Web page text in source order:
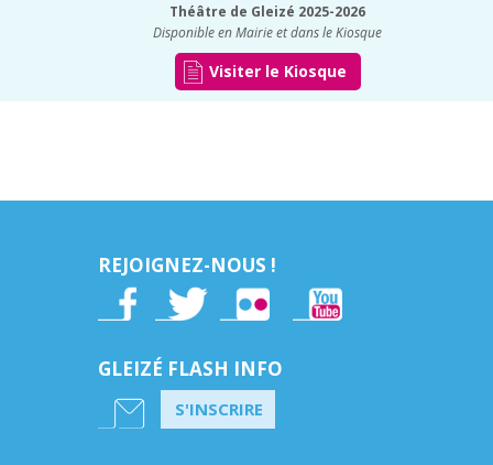
Théâtre de Gleizé 2025-2026
Disponible en Mairie et dans le Kiosque
Visiter le Kiosque
REJOIGNEZ-NOUS !
GLEIZÉ FLASH INFO
S'INSCRIRE